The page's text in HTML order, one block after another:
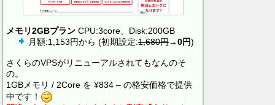
メモリ2GBプラン CPU:3core、Disk:200GB
月額:1,153円から (初期設定:1,680円→0円)
さくらのVPSがリニューアルされてもなんのそ
の。
1GBメモリ / 2Core を ¥834 – の格安価格で提供
中です！